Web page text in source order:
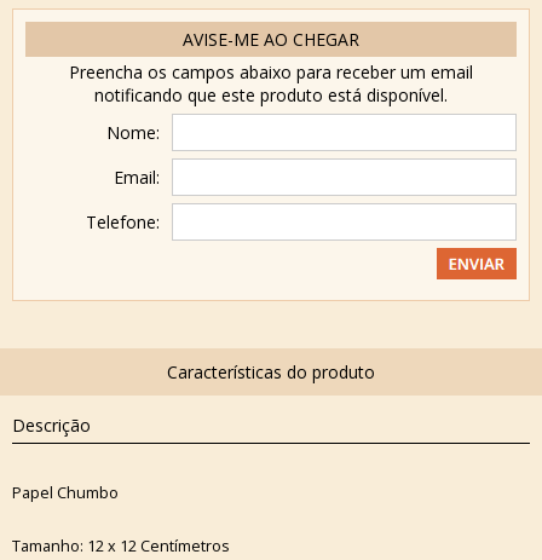
AVISE-ME AO CHEGAR
Preencha os campos abaixo para receber um email
notificando que este produto está disponível.
Nome:
Email:
Telefone:
Descrição
Papel Chumbo
Tamanho: 12 x 12 Centímetros